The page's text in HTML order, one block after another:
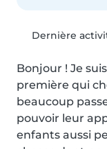
Dernière
Bonjour ! Je
première qui
beaucoup
pouvoir leur
enfants aussi